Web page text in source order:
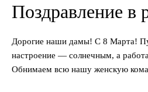
Поздравление в
Дорогие наши дамы! С 8 Марта!
настроение — солнечным, а
Обнимаем всю нашу женскую